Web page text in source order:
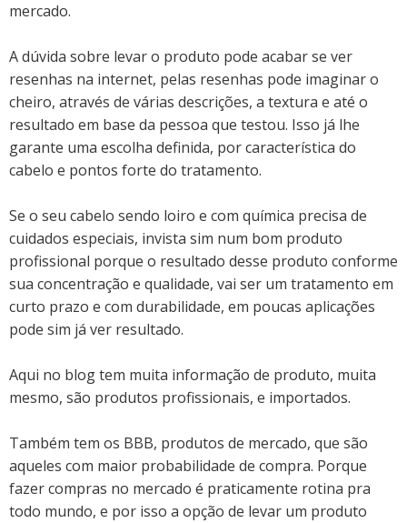
mercado.
A dúvida sobre levar o produto pode acabar se ver
resenhas na internet, pelas resenhas pode imaginar o
cheiro, através de várias descrições, a textura e até o
resultado em base da pessoa que testou. Isso já lhe
garante uma escolha definida, por característica do
cabelo e pontos forte do tratamento.
Se o seu cabelo sendo loiro e com química precisa de
cuidados especiais, invista sim num bom produto
profissional porque o resultado desse produto conforme
sua concentração e qualidade, vai ser um tratamento em
curto prazo e com durabilidade, em poucas aplicações
pode sim já ver resultado.
Aqui no blog tem muita informação de produto, muita
mesmo, são produtos profissionais, e importados.
Também tem os BBB, produtos de mercado, que são
aqueles com maior probabilidade de compra. Porque
fazer compras no mercado é praticamente rotina pra
todo mundo, e por isso a opção de levar um produto